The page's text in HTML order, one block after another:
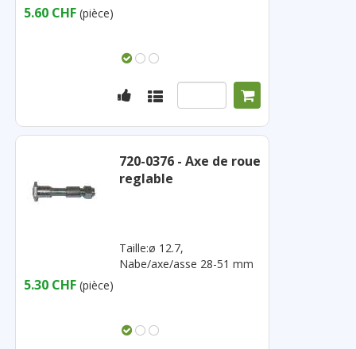
5.60 CHF (pièce)
720-0376 - Axe de roue
reglable
Taille:ø 12.7,
Nabe/axe/asse 28-51 mm
5.30 CHF (pièce)